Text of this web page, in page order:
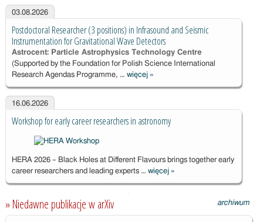
03.08.2026
Postdoctoral Researcher (3 positions) in Infrasound and Seismic
Instrumentation for Gravitational Wave Detectors
Astrocent: Particle Astrophysics Technology Centre
(Supported by the Foundation for Polish Science International
Research Agendas Programme, … więcejPostdoctoral
Researcher (3
Infrasound and
Seismic
Wave Detectors
»
16.06.2026
Workshop for early career researchers in astronomy
HERA 2026 – Black Holes at Different Flavours brings together early
career researchers and leading experts … więcejWorkshop for
early career
»
» Niedawne publikacje w arXiv archiwum